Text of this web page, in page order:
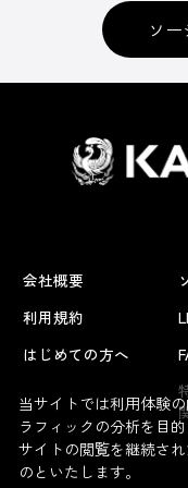
ソ
会社概要
利用規約
はじめての方へ
当サイトでは利用体験
ラフィックの分析を目
サイトの閲覧を継続さ
のといたします。